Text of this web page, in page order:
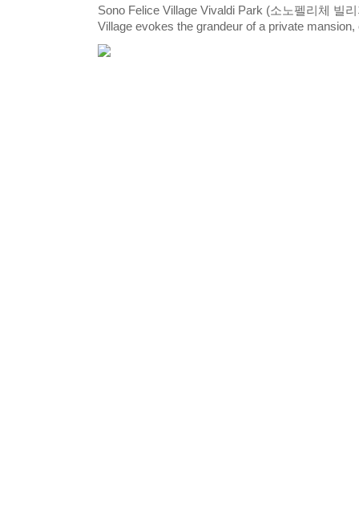
Sono Felice Village Vivaldi Park (소노펠리체 빌
Village evokes the grandeur of a private